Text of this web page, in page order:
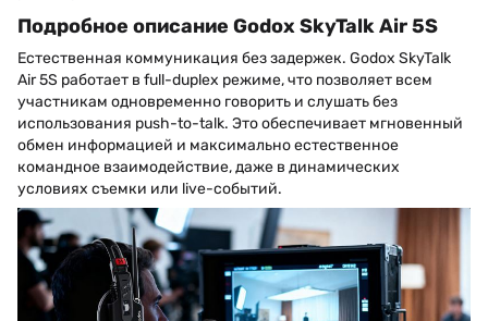
Подробное описание Godox SkyTalk Air 5S
Естественная коммуникация без задержек. Godox SkyTalk
Air 5S работает в full-duplex режиме, что позволяет всем
участникам одновременно говорить и слушать без
использования push-to-talk. Это обеспечивает мгновенный
обмен информацией и максимально естественное
командное взаимодействие, даже в динамических
условиях съемки или live-событий.